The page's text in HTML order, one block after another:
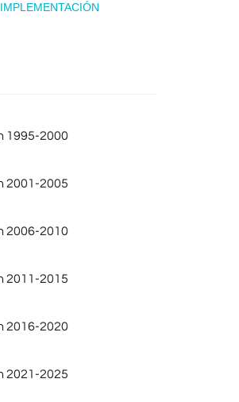
1995-2000
2001-2005
2006-2010
2011-2015
2016-2020
2021-2025